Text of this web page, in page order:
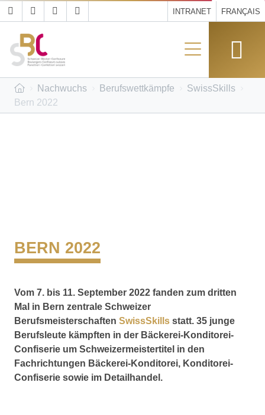
INTRANET FRANÇAIS
Nachwuchs Berufswettkämpfe
SwissSkills
Bern 2022
BERN 2022
Vom 7. bis 11. September 2022 fanden zum dritten
Mal in Bern zentrale Schweizer
Berufsmeisterschaften SwissSkills statt. 35 junge
Berufsleute kämpften in der Bäckerei-Konditorei-
Confiserie um Schweizermeistertitel in den
Fachrichtungen Bäckerei-Konditorei, Konditorei-
Confiserie sowie im Detailhandel.